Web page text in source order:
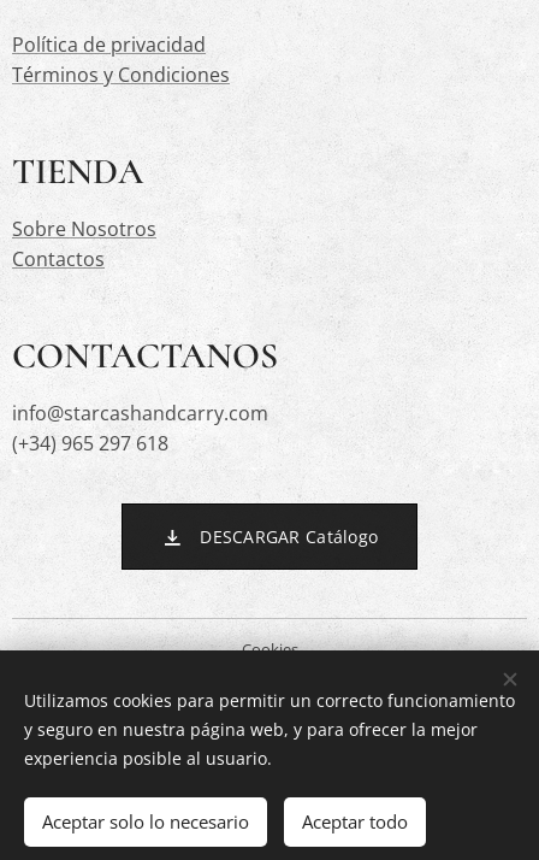
Agotado
Política de privacidad
Términos y Condiciones
TIENDA
Sobre Nosotros
Contactos
CONTACTANOS
info@starcashandcarry.com
(+34) 965 297 618
DESCARGAR Catálogo
Cookies
Idiomas
Español
English
Utilizamos cookies para permitir un correcto funcionamiento
y seguro en nuestra página web, y para ofrecer la mejor
experiencia posible al usuario.
Aceptar solo lo necesario Aceptar todo